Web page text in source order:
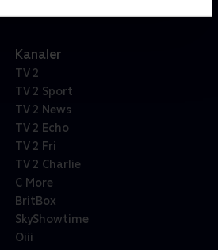
Kanaler
TV 2
TV 2 Sport
TV 2 News
TV 2 Echo
TV 2 Fri
TV 2 Charlie
C More
BritBox
SkyShowtime
Oiii